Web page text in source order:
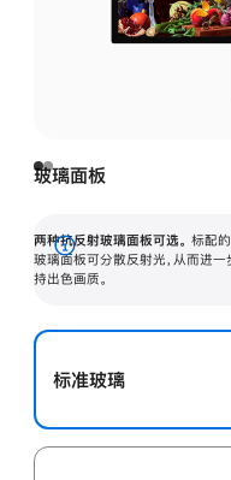
玻璃面板
两种抗反射玻璃面板可选。 标配
玻璃面板可分散反射光，从而进
持出色画质。
展
开
标准玻璃